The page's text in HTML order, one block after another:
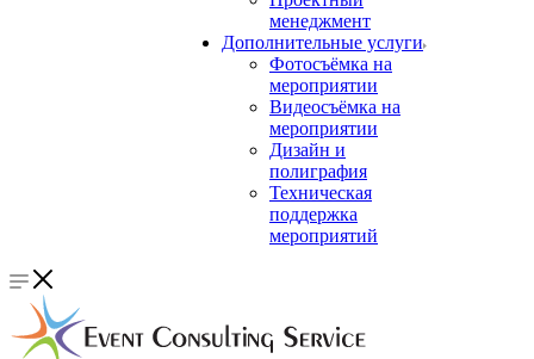
менеджмент
Дополнительные услуги
Фотосъёмка на
мероприятии
Видеосъёмка на
мероприятии
Дизайн и
полиграфия
Техническая
поддержка
мероприятий